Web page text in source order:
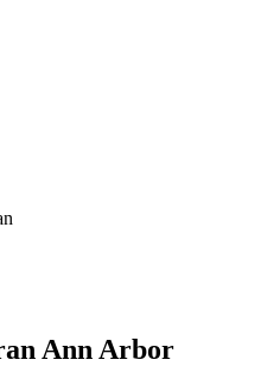
Ann Arbor